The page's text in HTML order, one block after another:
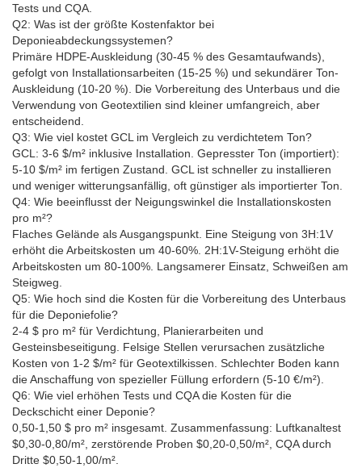
Tests und CQA.
Q2: Was ist der größte Kostenfaktor bei
Deponieabdeckungssystemen?
Primäre HDPE-Auskleidung (30-45 % des Gesamtaufwands),
gefolgt von Installationsarbeiten (15-25 %) und sekundärer Ton-
Auskleidung (10-20 %). Die Vorbereitung des Unterbaus und die
Verwendung von Geotextilien sind kleiner umfangreich, aber
entscheidend.
Q3: Wie viel kostet GCL im Vergleich zu verdichtetem Ton?
GCL: 3-6 $/m² inklusive Installation. Gepresster Ton (importiert):
5-10 $/m² im fertigen Zustand. GCL ist schneller zu installieren
und weniger witterungsanfällig, oft günstiger als importierter Ton.
Q4: Wie beeinflusst der Neigungswinkel die Installationskosten
pro m²?
Flaches Gelände als Ausgangspunkt. Eine Steigung von 3H:1V
erhöht die Arbeitskosten um 40-60%. 2H:1V-Steigung erhöht die
Arbeitskosten um 80-100%. Langsamerer Einsatz, Schweißen am
Steigweg.
Q5: Wie hoch sind die Kosten für die Vorbereitung des Unterbaus
für die Deponiefolie?
2-4 $ pro m² für Verdichtung, Planierarbeiten und
Gesteinsbeseitigung. Felsige Stellen verursachen zusätzliche
Kosten von 1-2 $/m² für Geotextilkissen. Schlechter Boden kann
die Anschaffung von spezieller Füllung erfordern (5-10 €/m²).
Q6: Wie viel erhöhen Tests und CQA die Kosten für die
Deckschicht einer Deponie?
0,50-1,50 $ pro m² insgesamt. Zusammenfassung: Luftkanaltest
$0,30-0,80/m², zerstörende Proben $0,20-0,50/m², CQA durch
Dritte $0,50-1,00/m².